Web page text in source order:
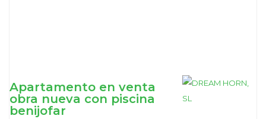
Apartamento en venta
obra nueva con piscina
benijofar